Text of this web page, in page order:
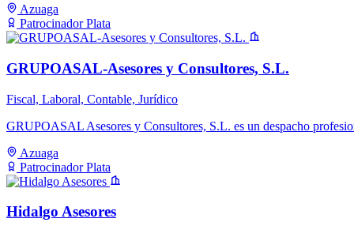
Azuaga
Patrocinador Plata
GRUPOASAL-Asesores y Consultores, S.L.
Fiscal, Laboral, Contable, Jurídico
GRUPOASAL Asesores y Consultores, S.L. es un despacho
Azuaga
Patrocinador Plata
Hidalgo Asesores